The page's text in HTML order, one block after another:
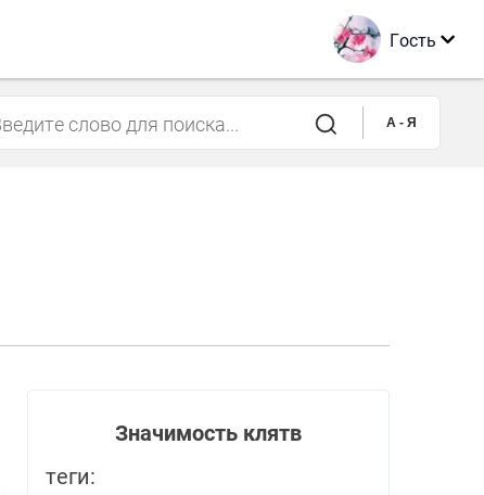
Гость
A - Я
Значимость клятв
теги: